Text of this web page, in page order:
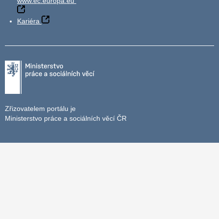
Kariéra
Zřizovatelem portálu je
Ministerstvo práce a sociálních věcí ČR